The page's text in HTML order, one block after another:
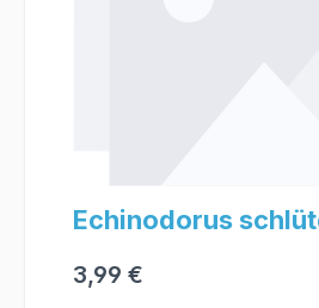
Echinodorus
3,99 €